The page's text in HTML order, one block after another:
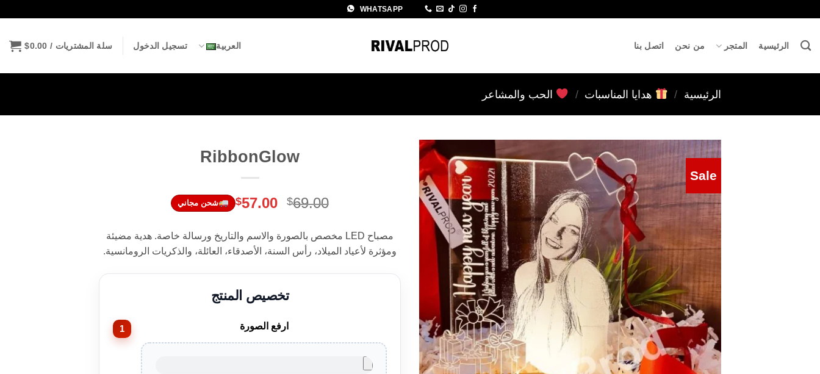
WHATSAPP
الرئيسية المتجر من نحن اتصل بنا العربية تسجيل الدخول سلة المشتريات / $0.00
الرئيسية / هدايا المناسبات / الحب والمشاعر
Sale
Add to
wishlist
RibbonGlow
$69.00
السعر
هو:
$69.00.
$57.00 السعر
الحالي
هو:
$57.00.
شحن مجاني
مصباح LED مخصص بالصورة والاسم والتاريخ ورسالة خاصة. هدية مضيئة
ومؤثرة لأعياد الميلاد، رأس السنة، الأصدقاء، العائلة، والذكريات الرومانسية.
ارفع الصورة